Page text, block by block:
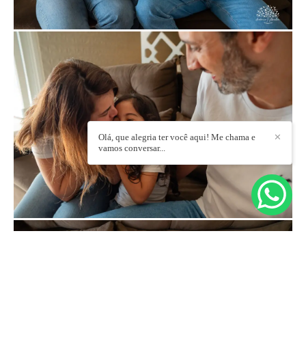
✕
Olá, que alegria ter você aqui! Me chama e
vamos conversar...